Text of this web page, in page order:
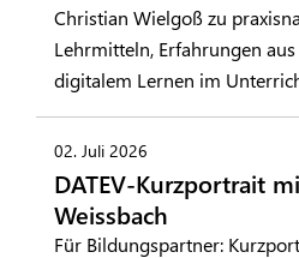
Christian Wielgoß zu
Lehrmitteln, Erfahrungen
digitalem Lernen im
02. Juli 2026
DATEV-Kurzportrait
Weissbach
Für Bildungspartner: